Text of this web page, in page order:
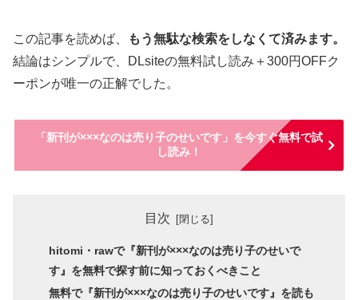
この記事を読めば、
もう無駄な検索をしなくて済みます。
結論はシンプルで、DLsiteの無料試し読み＋300円OFFク
ーポンが唯一の正解でした。
「新刊が×××なのは売り子のせいです」を今すぐ無料で試
し読み！
目次
hitomi・rawで『新刊が×××なのは売り子のせいで
す』を無料で探す前に知っておくべきこと
無料で『新刊が×××なのは売り子のせいです』を読も